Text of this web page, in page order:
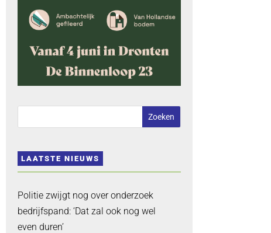
LAATSTE NIEUWS
Politie zwijgt nog over onderzoek
bedrijfspand: ‘Dat zal ook nog wel
even duren’